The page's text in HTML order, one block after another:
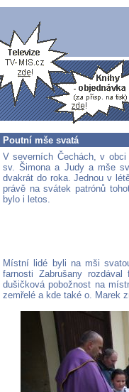
Poutní mše svatá
V severních Čechách, v
sv. Šimona a Judy a mše
dvakrát do roka. Jednou v
právě na svátek patrónů
bylo i letos.
Místní lidé byli na mši
farnosti Zabrušany
dušičková pobožnost na
zemřelé a kde také o. Marek